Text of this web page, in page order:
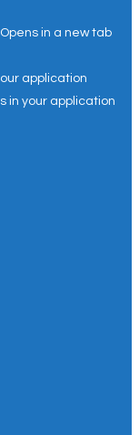
Opens in a new tab
application
in your application